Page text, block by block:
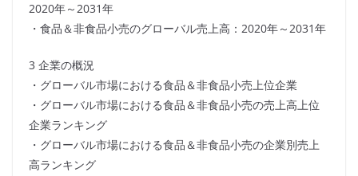
2020年～2031年
・食品＆非食品小売のグローバル売上高：2020年～2031年
3 企業の概況
・グローバル市場における食品＆非食品小売上位企業
・グローバル市場における食品＆非食品小売の売上高上位
企業ランキング
・グローバル市場における食品＆非食品小売の企業別売上
高ランキング